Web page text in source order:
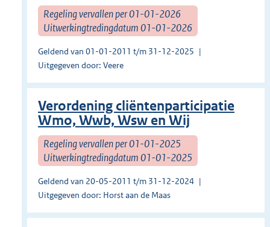
Regeling vervallen per 01-01-2026
Uitwerkingtredingdatum 01-01-2026
Geldend van 01-01-2011 t/m 31-12-2025
Uitgegeven door: Veere
Verordening cliëntenparticipatie
Wmo, Wwb, Wsw en Wij
Regeling vervallen per 01-01-2025
Uitwerkingtredingdatum 01-01-2025
Geldend van 20-05-2011 t/m 31-12-2024
Uitgegeven door: Horst aan de Maas